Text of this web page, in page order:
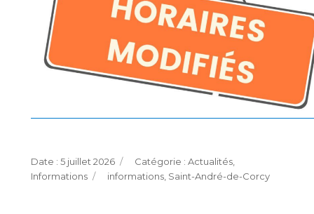
Publié
le
5 juillet 2026 Catégories
Actualités,
Informations
Étiquettes
informations, Saint-André-de-Corcy